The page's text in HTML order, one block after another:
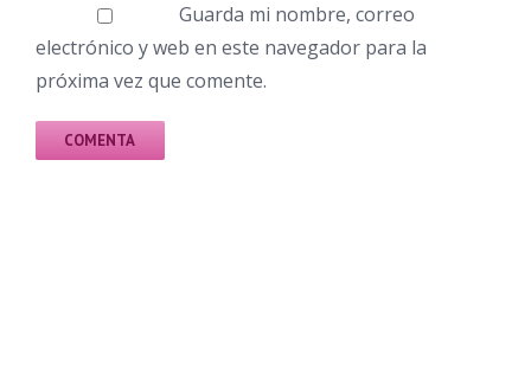
Guarda mi nombre, correo
electrónico y web en este navegador para la
próxima vez que comente.